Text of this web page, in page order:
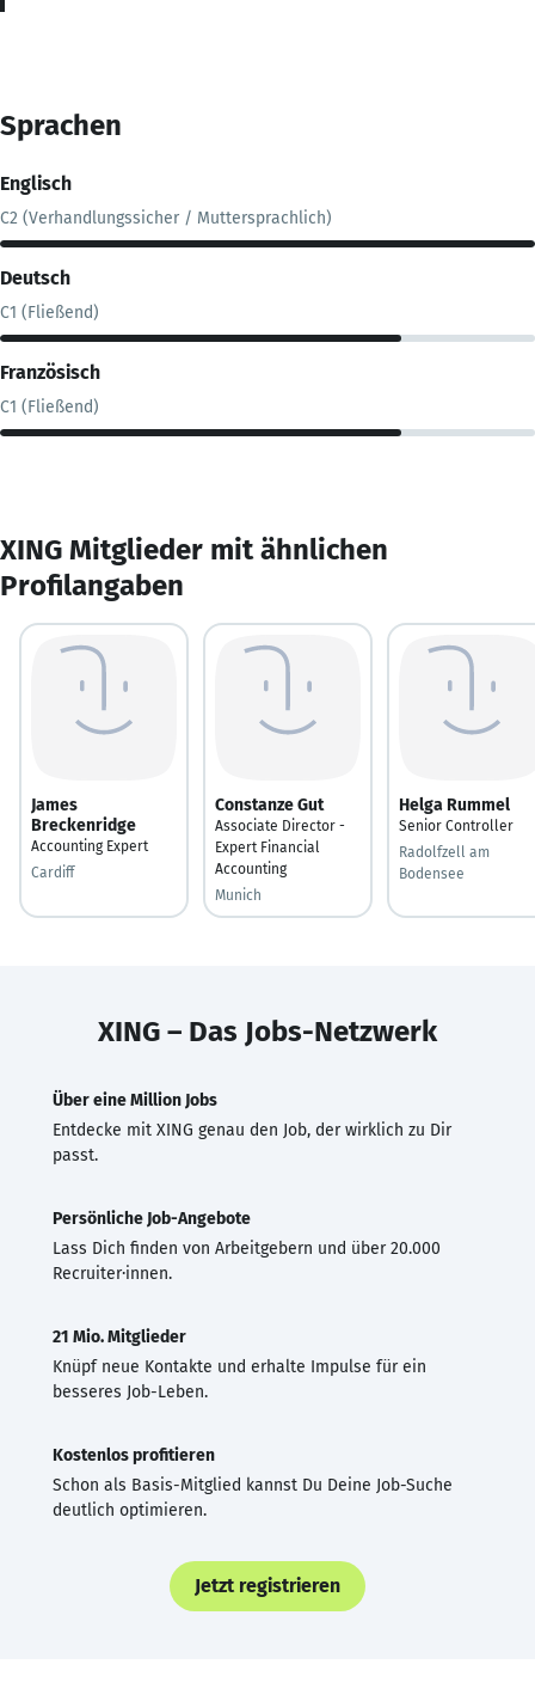
Sprachen
Englisch
C2 (Verhandlungssicher / Muttersprachlich)
Deutsch
C1 (Fließend)
Französisch
C1 (Fließend)
XING Mitglieder mit ähnlichen
Profilangaben
James
Breckenridge
Accounting Expert
Cardiff
Constanze Gut
Associate Director -
Expert Financial
Accounting
Munich
Helga Rummel
Senior Controller
Radolfzell am
Bodensee
XING – Das Jobs-Netzwerk
Über eine Million Jobs
Entdecke mit XING genau den Job, der wirklich zu Dir
passt.
Persönliche Job-Angebote
Lass Dich finden von Arbeitgebern und über 20.000
Recruiter·innen.
21 Mio. Mitglieder
Knüpf neue Kontakte und erhalte Impulse für ein
besseres Job-Leben.
Kostenlos profitieren
Schon als Basis-Mitglied kannst Du Deine Job-Suche
deutlich optimieren.
Jetzt registrieren